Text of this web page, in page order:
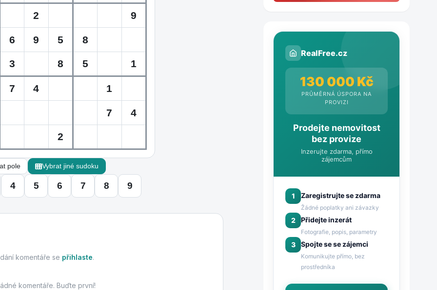
pole Vybrat jiné sudoku
4 5 6 7 8 9
komentáře se přihlaste.
komentáře. Buďte první!
RealFree.cz
130 000 Kč
PRŮMĚRNÁ ÚSPORA NA
PROVIZI
Prodejte nemovitost
bez provize
Inzerujte zdarma, přímo
zájemcům
1 Zaregistrujte se zdarma
Žádné poplatky ani závazky
2 Přidejte inzerát
Fotografie, popis, parametry
3 Spojte se se zájemci
Komunikujte přímo, bez
prostředníka